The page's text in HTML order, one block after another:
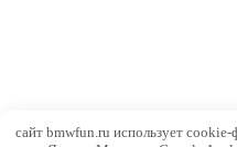
сайт bmwfun.ru использует